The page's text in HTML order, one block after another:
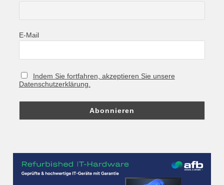
E-Mail
Indem Sie fortfahren, akzeptieren Sie unsere
Datenschutzerklärung.